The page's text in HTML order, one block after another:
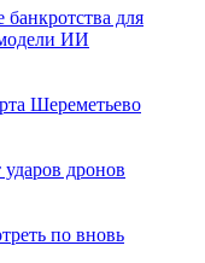
банкротства для
ИИ
Шереметьево
ударов дронов
по вновь